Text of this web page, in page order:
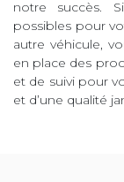
notre succès.
possibles pour
autre véhicule,
en place des
et de suivi pour
et d’une qualité